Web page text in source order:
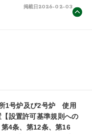
掲載日 2026-02-03
1号炉及び2号炉 使用
設置許可基準規則への
4条、第12条、第16